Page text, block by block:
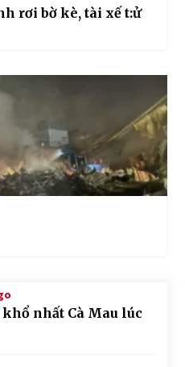
rơi bờ kè, tài xế t:ử
khổ nhất Cà Mau lúc